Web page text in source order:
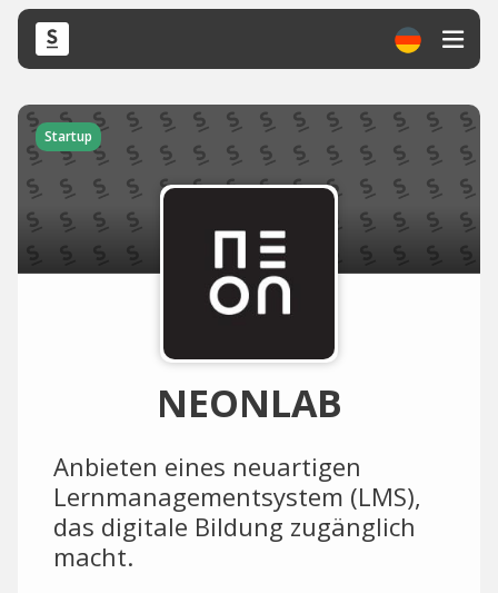
Startup
NEONLAB
Anbieten eines neuartigen
Lernmanagementsystem (LMS),
das digitale Bildung zugänglich
macht.